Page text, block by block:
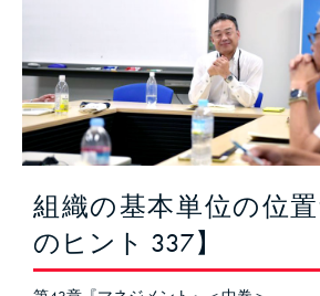
組織の基本単位の位
のヒント 337】